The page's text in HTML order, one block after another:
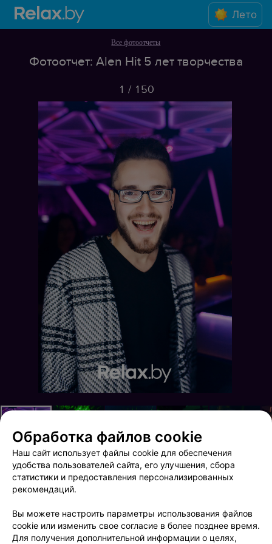
Лето
Все фотоотчеты
Фотоотчет: Alen Hit 5 лет творчества
1 / 150
Обработка файлов cookie
Наш сайт использует файлы cookie для обеспечения
удобства пользователей сайта, его улучшения, сбора
статистики и предоставления персонализированных
рекомендаций.
Вы можете настроить параметры использования файлов
cookie или изменить свое согласие в более позднее время.
Для получения дополнительной информации о целях,